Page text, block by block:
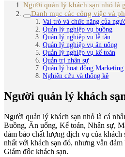
Người quản lý khách sạn nhỏ là
Danh mục các công việc và
Vai trò và chức năng của
Quản lý nghiệp vụ buồng
Quản lý nghiệp vụ lễ tân
Quản lý nghiệp vụ ăn uống
Quản lý nghiệp vụ kế toán
Quản trị nhân sự
Quản lý hoạt động Marketing
Nghiên cứu và thống kê
Người quản lý khách
Người quản lý khách sạn nhỏ là cá
Buồng, Ăn uống, Kế toán, Nhân sự,
đảm bảo chất lượng dịch vụ của
nhất với khách sạn đó, nhưng vẫn
Giám đốc khách sạn.